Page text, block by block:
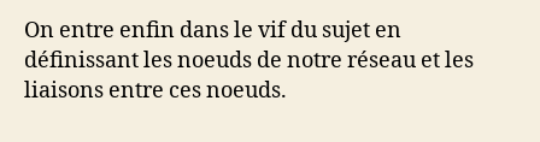
On entre enfin dans le vif du sujet en
définissant les noeuds de notre réseau et les
liaisons entre ces noeuds.